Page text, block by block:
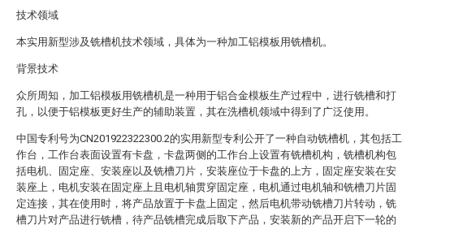
技术领域
本实用新型涉及铣槽机技术领域，具体为一种加工铝模板用铣槽机。
背景技术
众所周知，加工铝模板用铣槽机是一种用于铝合金模板生产过程中，进行铣槽和打
孔，以便于铝模板更好生产的辅助装置，其在洗槽机领域中得到了广泛使用。
中国专利号为CN201922322300.2的实用新型专利公开了一种自动铣槽机，其包括工
作台，工作台表面设置有卡盘，卡盘两侧的工作台上设置有铣槽机构，铣槽机构包
括电机、固定座、安装座以及铣槽刀片，安装座位于卡盘的上方，固定座安装在安
装座上，电机安装在固定座上且电机轴贯穿固定座，电机通过电机轴和铣槽刀片固
定连接，其在使用时，将产品放置于卡盘上固定，然后电机带动铣槽刀片转动，铣
槽刀片对产品进行铣槽，待产品铣槽完成后取下产品，安装新的产品开启下一轮的